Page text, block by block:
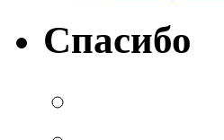
Спасибо